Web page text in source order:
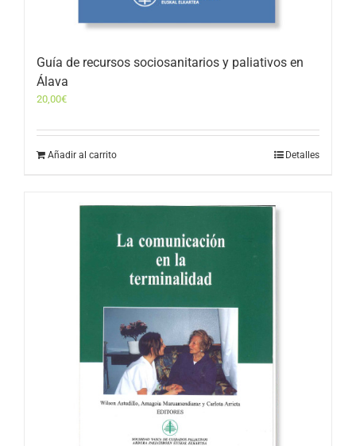
Guía de recursos sociosanitarios y paliativos en
Álava
20,00€
Añadir al carrito Detalles